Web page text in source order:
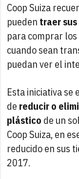
Coop Suiza
pueden traer
para comprar
cuando sean
puedan ver el
Esta iniciativa se
de reducir o
plástico de un
Coop Suiza, en
reducido en sus
2017.